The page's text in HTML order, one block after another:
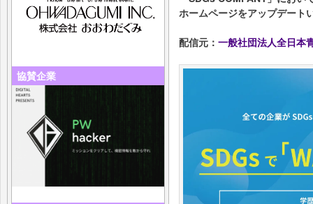
協賛企業
ホームページをアップデート
配信元： 一般社団法人全日本